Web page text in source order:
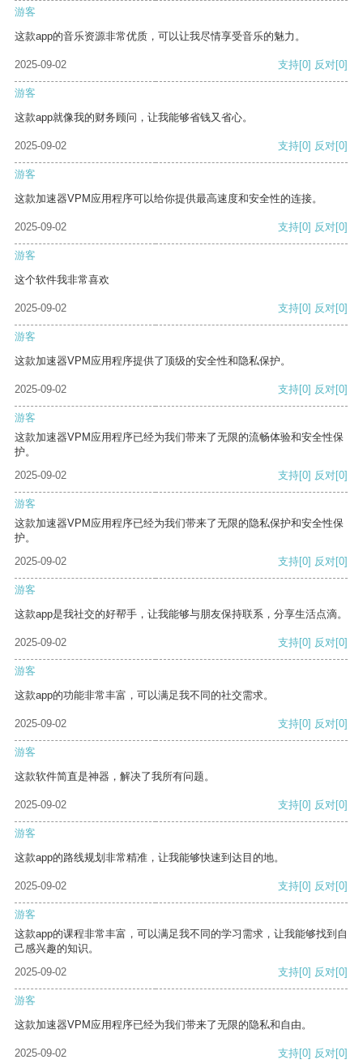
游客
这款app的音乐资源非常优质，可以让我尽情享受音乐的魅力。
2025-09-02 支持[0] 反对[0]
游客
这款app就像我的财务顾问，让我能够省钱又省心。
2025-09-02 支持[0] 反对[0]
游客
这款加速器VPM应用程序可以给你提供最高速度和安全性的连接。
2025-09-02 支持[0] 反对[0]
游客
这个软件我非常喜欢
2025-09-02 支持[0] 反对[0]
游客
这款加速器VPM应用程序提供了顶级的安全性和隐私保护。
2025-09-02 支持[0] 反对[0]
游客
这款加速器VPM应用程序已经为我们带来了无限的流畅体验和安全性保
护。
2025-09-02
支持[0] 反对[0]
游客
这款加速器VPM应用程序已经为我们带来了无限的隐私保护和安全性保
护。
2025-09-02
支持[0] 反对[0]
游客
这款app是我社交的好帮手，让我能够与朋友保持联系，分享生活点滴。
2025-09-02 支持[0] 反对[0]
游客
这款app的功能非常丰富，可以满足我不同的社交需求。
2025-09-02 支持[0] 反对[0]
游客
这款软件简直是神器，解决了我所有问题。
2025-09-02 支持[0] 反对[0]
游客
这款app的路线规划非常精准，让我能够快速到达目的地。
2025-09-02 支持[0] 反对[0]
游客
这款app的课程非常丰富，可以满足我不同的学习需求，让我能够找到自
己感兴趣的知识。
2025-09-02
支持[0] 反对[0]
游客
这款加速器VPM应用程序已经为我们带来了无限的隐私和自由。
2025-09-02 支持[0] 反对[0]